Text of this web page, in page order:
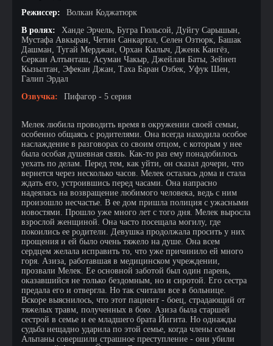
Режиссер:
Волкан Коджатюрк
В ролях:
Ханде Эрчель, Бугра Гюльсой, Дуйгу Сарышын,
Мустафа Авкыран, Четин Санкартал, Селен Озтюрк, Башак
Дашман, Тугай Мерджан, Орхан Кылыч, Дженк Кангёз,
Серкан Алтынташ, Асуман Чакыр, Джейлан Баты, Зейнеп
Кызылтан, Эфекан Джан, Таха Баран Озбек, Уфук Шен,
Галип Эрдал
Озвучка:
Пифагор - 5 серия
Мелек любила проводить время в окружении своей семьи,
особенно общаясь с родителями. Она всегда находила особое
наслаждение в разговорах со своим отцом, с которым у нее
была особая душевная связь. Как-то раз ему понадобилось
уехать по делам. Перед тем, как уйти, он сказал дочери, что
вернется через несколько часов. Мелек осталась дома и стала
ждать его, устроившись перед часами. Она напрасно
надеялась на возвращение любимого человека, ведь с ним
произошло несчастье. В ее дом пришла полиция с ужасными
новостями. Прошло уже много лет с того дня. Мелек выросла
взрослой женщиной. Она часто посещала могилу, где
покоились ее родители. Девушка продолжала просить у них
прощения и ей было очень тяжело на душе. Она всем
сердцем желала исправить то, что уже причинило ей много
горя. Азиза, работавшая в медицинском учреждении,
прозвали Мелек. Ее основной заботой был один парень,
оказавшийся не только бездомным, но и сиротой. Его сестра
предала его и отвергла. Но так считали все в больнице.
Вскоре выяснилось, что этот пациент - боец, страдающий от
тяжелых травм, полученных в бою. Азиза была старшей
сестрой в семье и ее младшего брата Йигита. Но однажды
судьба нещадно ударила по этой семье, когда члены семьи
Альпаны совершили страшное преступление - они убили